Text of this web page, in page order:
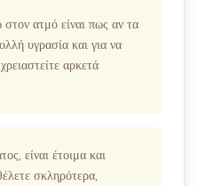
ατμό είναι πως αν τα
υγρασία και για να
αρκετά
είναι έτοιμα και
σκληρότερα,